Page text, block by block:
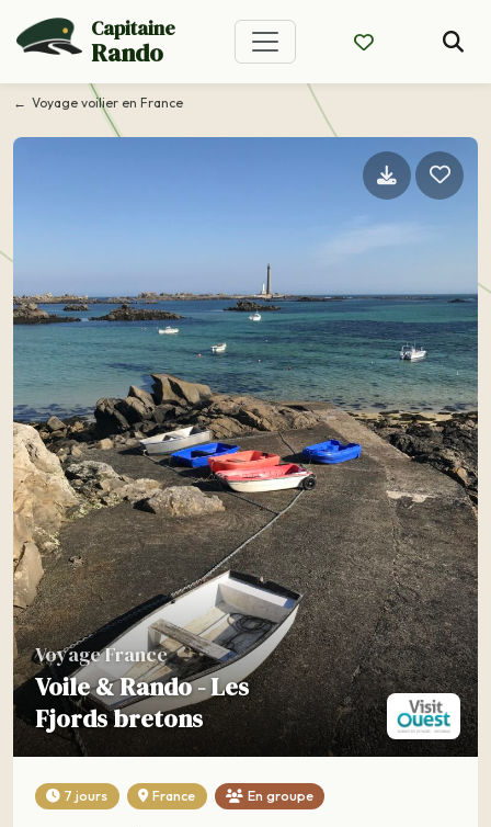
Capitaine
Rando
Voyage voilier en France
Voyage France
Voile & Rando - Les
Fjords bretons
7 jours France En groupe